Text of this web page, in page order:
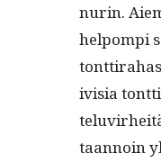
nurin.
helpom­pi
ivisia
taan­noin